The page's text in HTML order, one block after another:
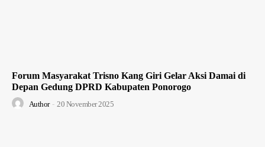
Forum Masyarakat Trisno Kang Giri Gelar Aksi Damai di
Depan Gedung DPRD Kabupaten Ponorogo
Author - 20 November 2025